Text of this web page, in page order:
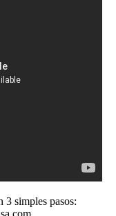
3 simples pasos: